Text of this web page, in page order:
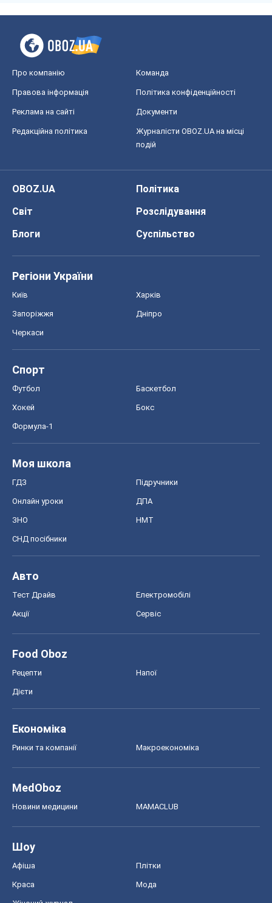
Про компанію Команда
Правова інформація Політика конфіденційності
Реклама на сайті Документи
Редакційна політика
Журналісти OBOZ.UA на місці
подій
OBOZ.UA
Політика
Світ
Розслідування
Блоги
Суспільство
Регіони України
Київ Харків
Запоріжжя Дніпро
Черкаси
Спорт
Футбол Баскетбол
Хокей Бокс
Формула-1
Моя школа
ГДЗ Підручники
Онлайн уроки ДПА
ЗНО НМТ
СНД посібники
Авто
Тест Драйв Електромобілі
Акції Сервіс
Food Oboz
Рецепти Напої
Дієти
Економіка
Ринки та компанії Макроекономіка
MedOboz
Новини медицини MAMACLUB
Шоу
Афіша Плітки
Краса Мода